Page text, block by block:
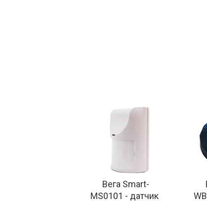
Вега Smart-
MS0101 - датчик